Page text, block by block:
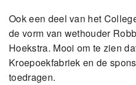
Ook een deel van het
de vorm van wethouder
Hoekstra. Mooi om te zien
Kroepoekfabriek en de
toedragen.